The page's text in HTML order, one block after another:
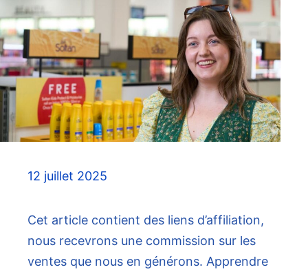
12 juillet 2025
Cet article contient des liens d’affiliation,
nous recevrons une commission sur les
ventes que nous en générons. Apprendre